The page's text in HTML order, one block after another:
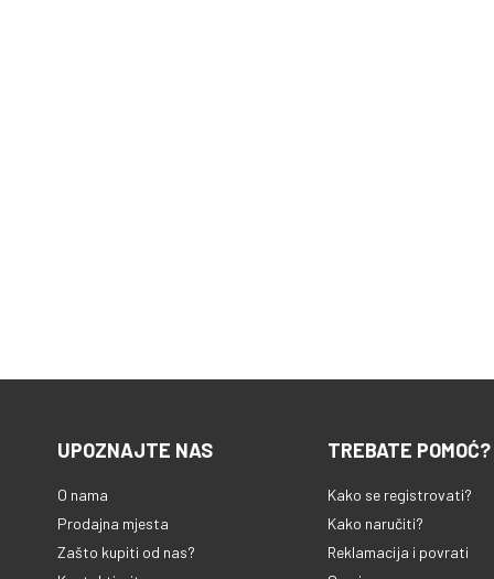
UPOZNAJTE NAS
O nama
Prodajna mjesta
Zašto kupiti od nas?
TREBATE POMOĆ?
Kako se registrovati?
Kako naručiti?
Reklamacija i povrati